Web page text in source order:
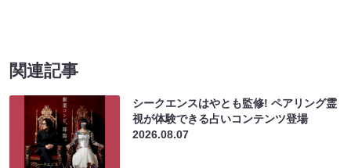
関連記事
シークエンスはやとも監修! ペアリング霊
視が体験できる占いコンテンツ登場
2026.08.07